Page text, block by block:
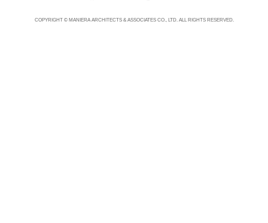
COPYRIGHT © MANIERA ARCHITECTS & ASSOCIATES CO., LTD. ALL RIGHTS RESERVED.